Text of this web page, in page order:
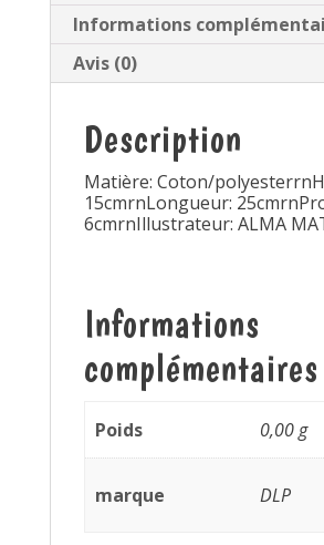
Informations
Avis (0)
Description
Matière: Coton/
15cmrnLongueur:
6cmrnIllustrateur: ALMA
Informations
complémentaires
Poids 0,00 g
marque DLP